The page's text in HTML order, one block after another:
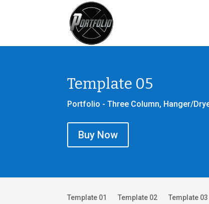
Template 05
Portfolio - Three Column, Hanger/
Buy Now
Template 01 Template 02 Template 03